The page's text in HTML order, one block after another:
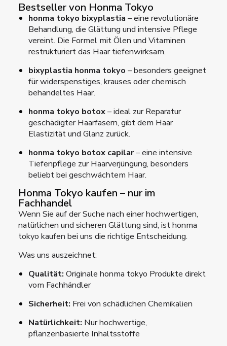
Bestseller von Honma Tokyo
honma tokyo bixyplastia – eine revolutionäre
Behandlung, die Glättung und intensive Pflege
vereint. Die Formel mit Ölen und Vitaminen
restrukturiert das Haar tiefenwirksam.
bixyplastia honma tokyo – besonders geeignet
für widerspenstiges, krauses oder chemisch
behandeltes Haar.
honma tokyo botox– ideal zur Reparatur
geschädigter Haarfasern, gibt dem Haar
Elastizität und Glanz zurück.
honma tokyo botox capilar– eine intensive
Tiefenpflege zur Haarverjüngung, besonders
beliebt bei geschwächtem Haar.
Honma Tokyo kaufen – nur im
Fachhandel
Wenn Sie auf der Suche nach einer hochwertigen,
natürlichen und sicheren Glättung sind, ist honma
tokyo kaufen bei uns die richtige Entscheidung.
Was uns auszeichnet:
Qualität: Originale honma tokyo Produkte direkt
vom Fachhändler
Sicherheit: Frei von schädlichen Chemikalien
Natürlichkeit: Nur hochwertige,
pflanzenbasierte Inhaltsstoffe